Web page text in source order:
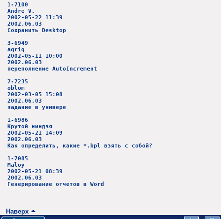
1-7100
Andre V.
2002-05-22 11:39
2002.06.03
Сохранить Desktop
3-6949
agrig
2002-05-11 10:00
2002.06.03
переполнение AutoIncrement
7-7235
oblom
2002-03-05 15:08
2002.06.03
задание в универе
1-6986
Крутой ниндзя
2002-05-21 14:09
2002.06.03
Как определить, какие *.bpl взять с собой?
1-7085
Maloy
2002-05-21 08:39
2002.06.03
Генерирование отчетов в Word
Наверх